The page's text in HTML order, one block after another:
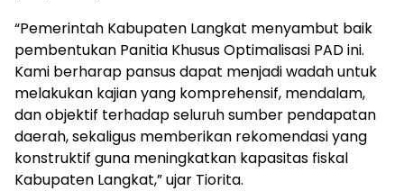
“Pemerintah Kabupaten Langkat menyambut baik
pembentukan Panitia Khusus Optimalisasi PAD ini.
Kami berharap pansus dapat menjadi wadah untuk
melakukan kajian yang komprehensif, mendalam,
dan objektif terhadap seluruh sumber pendapatan
daerah, sekaligus memberikan rekomendasi yang
konstruktif guna meningkatkan kapasitas fiskal
Kabupaten Langkat,” ujar Tiorita.